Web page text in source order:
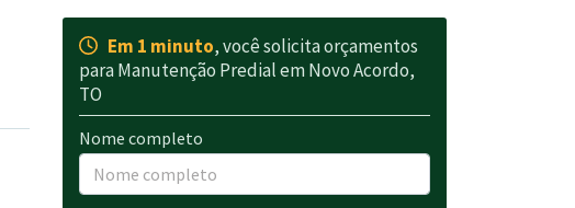
Em 1 minuto, você solicita orçamentos
para Manutenção Predial em Novo Acordo,
TO
Nome completo